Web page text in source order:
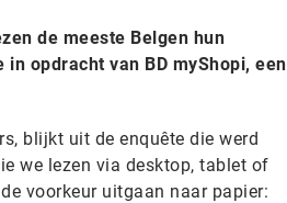
de meeste Belgen hun
opdracht van BD myShopi, een
blijkt uit de enquête die werd
we lezen via desktop, tablet of
voorkeur uitgaan naar papier: